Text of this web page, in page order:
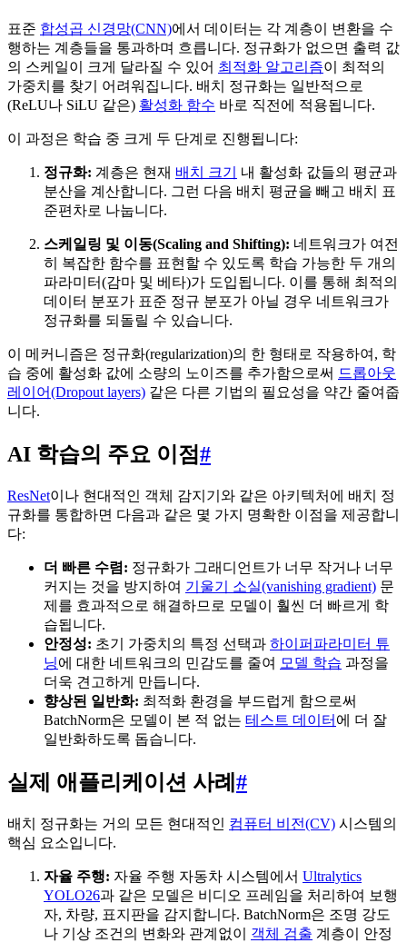
표준 합성곱 신경망(CNN)에서 데이터는 각 계층이 변환을 수
행하는 계층들을 통과하며 흐릅니다. 정규화가 없으면 출력 값
의 스케일이 크게 달라질 수 있어 최적화 알고리즘이 최적의
가중치를 찾기 어려워집니다. 배치 정규화는 일반적으로
(ReLU나 SiLU 같은) 활성화 함수 바로 직전에 적용됩니다.
이 과정은 학습 중 크게 두 단계로 진행됩니다:
정규화: 계층은 현재 배치 크기
내 활성화 값들의 평균과
분산을 계산합니다. 그런 다음 배치 평균을 빼고 배치 표
준편차로 나눕니다.
스케일링 및 이동(Scaling and Shifting): 네트워크가 여전
히 복잡한 함수를 표현할 수 있도록 학습 가능한 두 개의
파라미터(감마 및 베타)가 도입됩니다. 이를 통해 최적의
데이터 분포가 표준 정규 분포가 아닐 경우 네트워크가
정규화를 되돌릴 수 있습니다.
이 메커니즘은 정규화(regularization)의 한 형태로 작용하여, 학
습 중에 활성화 값에 소량의 노이즈를 추가함으로써 드롭아웃
레이어(Dropout layers) 같은 다른 기법의 필요성을 약간 줄여줍
니다.
AI 학습의 주요 이점#
ResNet이나 현대적인 객체 감지기와 같은 아키텍처에 배치 정
규화를 통합하면 다음과 같은 몇 가지 명확한 이점을 제공합니
다:
더 빠른 수렴: 정규화가 그래디언트가 너무 작거나 너무
커지는 것을 방지하여 기울기 소실(vanishing gradient) 문
제를 효과적으로 해결하므로 모델이 훨씬 더 빠르게 학
습됩니다.
안정성: 초기 가중치의 특정 선택과 하이퍼파라미터 튜
닝에 대한 네트워크의 민감도를 줄여 모델 학습 과정을
더욱 견고하게 만듭니다.
향상된 일반화: 최적화 환경을 부드럽게 함으로써
BatchNorm은 모델이 본 적 없는 테스트 데이터 에 더 잘
일반화하도록 돕습니다.
실제 애플리케이션 사례 #
배치 정규화는 거의 모든 현대적인 컴퓨터 비전(CV) 시스템의
핵심 요소입니다.
자율 주행: 자율 주행 자동차 시스템에서 Ultralytics
YOLO26과 같은 모델은 비디오 프레임을 처리하여 보행
자, 차량, 표지판을 감지합니다. BatchNorm은 조명 강도
나 기상 조건의 변화와 관계없이 객체 검출 계층이 안정